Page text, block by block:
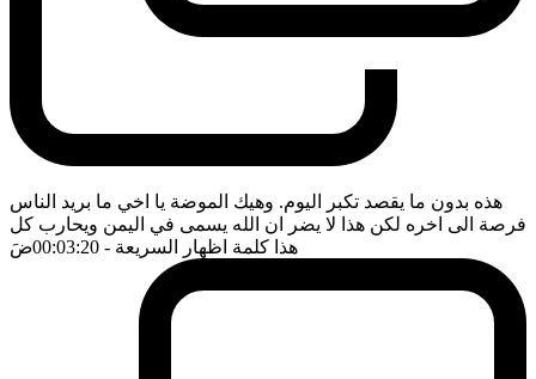
هذه بدون ما يقصد تكبر اليوم. وهيك الموضة يا اخي ما بريد الناس
فرصة الى اخره لكن هذا لا يضر ان الله يسمى في اليمن ويحارب كل
هذا كلمة اظهار السريعة - 00:03:20 ضَ